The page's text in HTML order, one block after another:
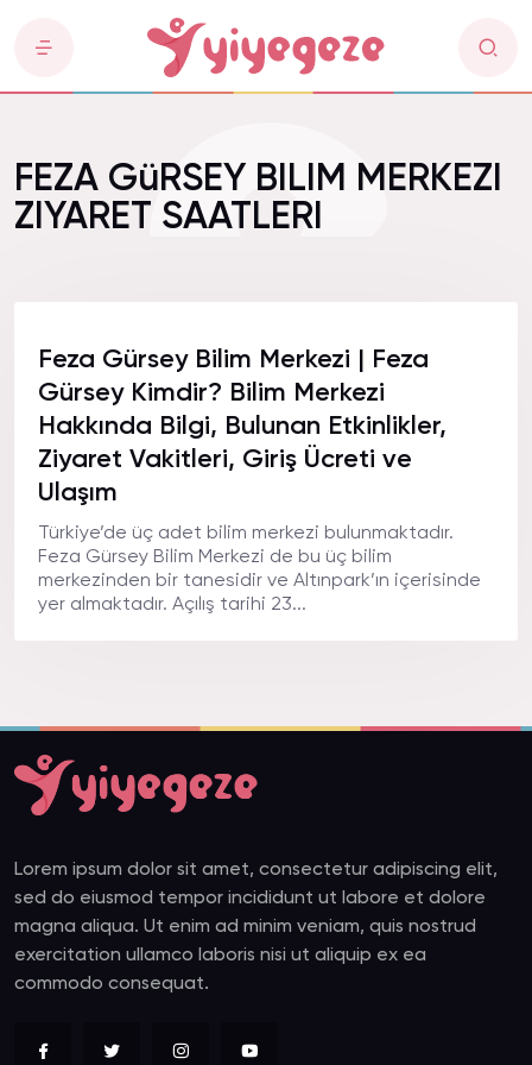
FEZA GüRSEY BILIM MERKEZI
ZIYARET SAATLERI
Feza Gürsey Bilim Merkezi | Feza
Gürsey Kimdir? Bilim Merkezi
Hakkında Bilgi, Bulunan Etkinlikler,
Ziyaret Vakitleri, Giriş Ücreti ve
Ulaşım
Türkiye’de üç adet bilim merkezi bulunmaktadır.
Feza Gürsey Bilim Merkezi de bu üç bilim
merkezinden bir tanesidir ve Altınpark’ın içerisinde
yer almaktadır. Açılış tarihi 23...
Lorem ipsum dolor sit amet, consectetur adipiscing elit,
sed do eiusmod tempor incididunt ut labore et dolore
magna aliqua. Ut enim ad minim veniam, quis nostrud
exercitation ullamco laboris nisi ut aliquip ex ea
commodo consequat.